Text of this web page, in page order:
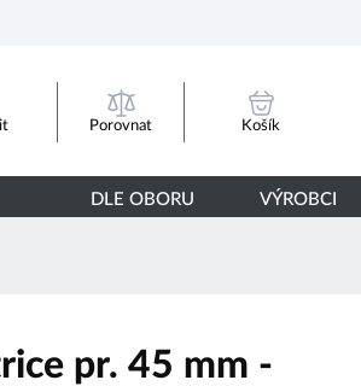
Porovnat Košík
DLE OBORU VÝROBCI
pr. 45 mm -